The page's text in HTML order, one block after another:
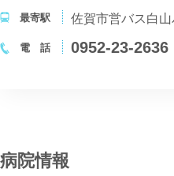
最寄駅 佐賀市営バス白
電 話 0952-23-2636
病院情報